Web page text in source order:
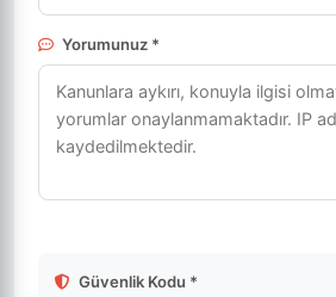
Yorumunuz *
Güvenlik Kodu *